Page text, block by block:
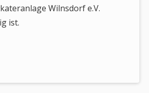
Wilnsdorf e.V.
ist.